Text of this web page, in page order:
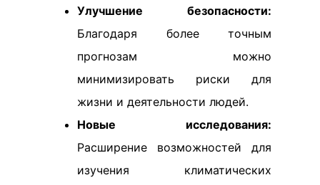
Улучшение безопасности:
Благодаря более точным
прогнозам можно
минимизировать риски для
жизни и деятельности людей.
Новые исследования:
Расширение возможностей для
изучения климатических